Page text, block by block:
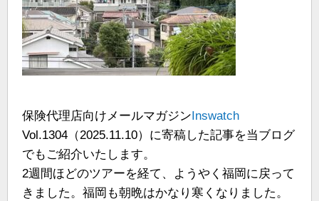
保険代理店向けメールマガジン Inswatch
Vol.1304（2025.11.10）に寄稿した記事を当ブログ
でもご紹介いたします。
2週間ほどのツアーを経て、ようやく福岡に戻って
きました。福岡も朝晩はかなり寒くなりました。